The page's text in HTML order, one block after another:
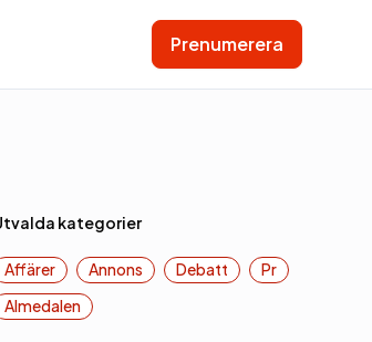
Prenumerera
kategorier
Affärer Annons Debatt
Pr
Almedalen